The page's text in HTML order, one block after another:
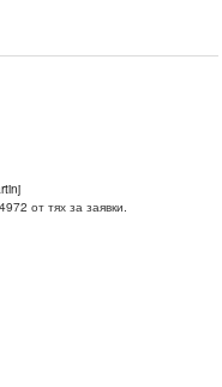
от тях за заявки.